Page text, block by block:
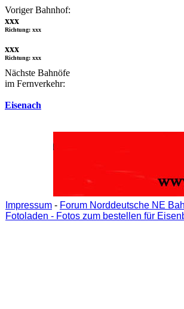
Voriger Bahnhof:
xxx
Richtung: xxx
xxx
Richtung: xxx
Nächste Bahnöfe
im Fernverkehr:
Eisenach
Impressum - Forum Norddeutsche NE
Fotoladen - Fotos zum bestellen für